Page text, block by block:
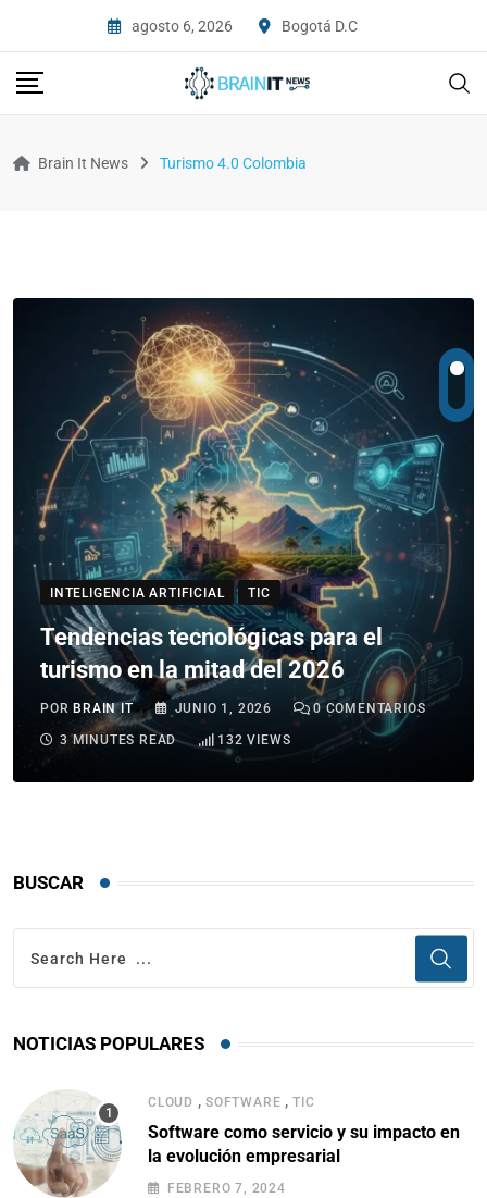
agosto 6, 2026 Bogotá D.C
Brain It News Turismo 4.0 Colombia
INTELIGENCIA ARTIFICIAL TIC
Tendencias tecnológicas para el
turismo en la mitad del 2026
POR BRAIN IT JUNIO 1, 2026 0 COMENTARIOS
3 MINUTES READ 132 VIEWS
BUSCAR
NOTICIAS POPULARES
CLOUD , SOFTWARE ,TIC
Software como servicio y su impacto en
la evolución empresarial
FEBRERO 7, 2024